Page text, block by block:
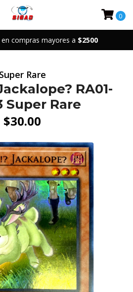
compras mayores a $2500
0
Super Rare
RA01-
Super Rare
$30.00